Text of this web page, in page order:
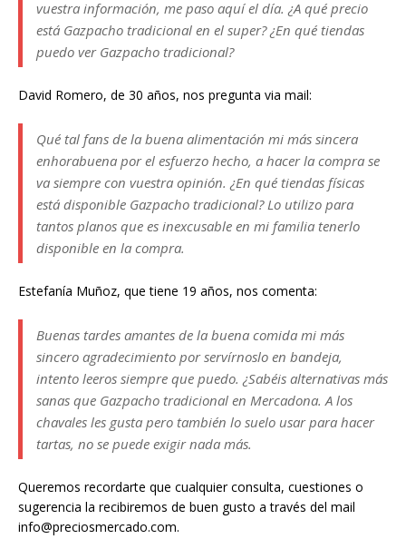
vuestra información, me paso aquí el día. ¿A qué precio
está Gazpacho tradicional en el super? ¿En qué tiendas
puedo ver Gazpacho tradicional?
David Romero, de 30 años, nos pregunta via mail:
Qué tal fans de la buena alimentación mi más sincera
enhorabuena por el esfuerzo hecho, a hacer la compra se
va siempre con vuestra opinión. ¿En qué tiendas físicas
está disponible Gazpacho tradicional? Lo utilizo para
tantos planos que es inexcusable en mi familia tenerlo
disponible en la compra.
Estefanía Muñoz, que tiene 19 años, nos comenta:
Buenas tardes amantes de la buena comida mi más
sincero agradecimiento por servírnoslo en bandeja,
intento leeros siempre que puedo. ¿Sabéis alternativas más
sanas que Gazpacho tradicional en Mercadona. A los
chavales les gusta pero también lo suelo usar para hacer
tartas, no se puede exigir nada más.
Queremos recordarte que cualquier consulta, cuestiones o
sugerencia la recibiremos de buen gusto a través del mail
info@preciosmercado.com.